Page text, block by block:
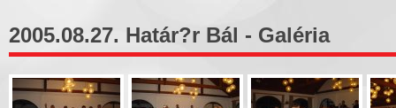
2005.08.27. Határ?r Bál - Galéria